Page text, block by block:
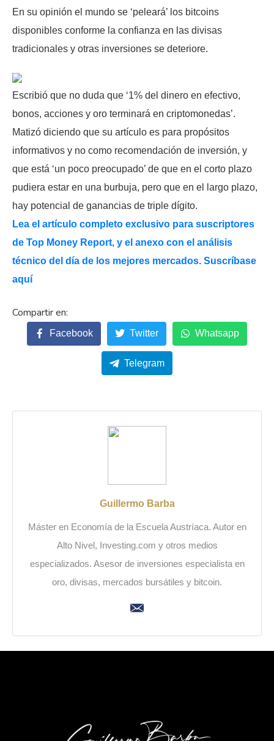
En su opinión el mundo se ‘peleará’ los bitcoins
disponibles conforme la confianza en las divisas
tradicionales y otras inversiones se deteriore.
Escribió que no duda que ‘1% del dinero en efectivo,
bonos, acciones y oro terminará en criptomonedas’.
Matizó diciendo que su artículo es para propósitos
informativos y no como recomendación de inversión, y
que está ‘un poco preocupado’ de que en el corto plazo
pudiera estar en una burbuja, pero que en el largo plazo,
hay potencial de ganancias de triple dígito.
Lea el artículo completo exclusivo para suscriptores
de Top Money Report, y el anexo con el análisis
técnico del día de los mejores mercados. Suscríbase
aquí
Facebook Twitter Whatsapp
Telegram
Guillermo Barba
Máster en Economía de la Escuela Austríaca. Autor en
Alto Nivel, Investing.com y otros medios
especializados. Asesor de inversiones especialista en
oro, divisas, mercados bursátiles y bitcoin.